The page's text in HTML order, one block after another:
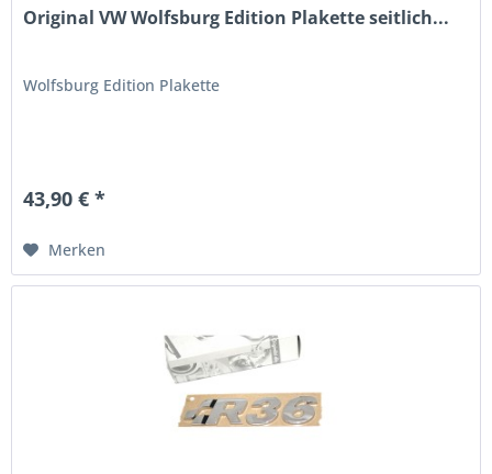
Original VW Wolfsburg Edition Plakette seitlich...
Wolfsburg Edition Plakette
43,90 € *
Merken